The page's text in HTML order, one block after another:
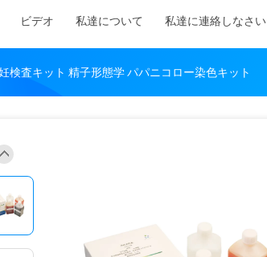
ビデオ 私達について 私達に連絡しなさい
検査キット 精子形態学 パパニコロー染色キット